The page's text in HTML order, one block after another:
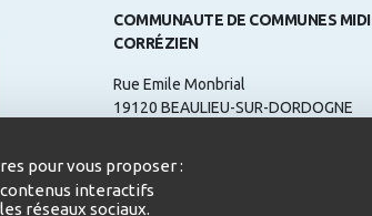
COMMUNAUTE DE COMMUNES MIDI
CORRÉZIEN
Rue Emile Monbrial
19120 BEAULIEU-SUR-DORDOGNE
Courriel : contact@midicorrezien.com
pour vous proposer :
interactifs
réseaux sociaux.